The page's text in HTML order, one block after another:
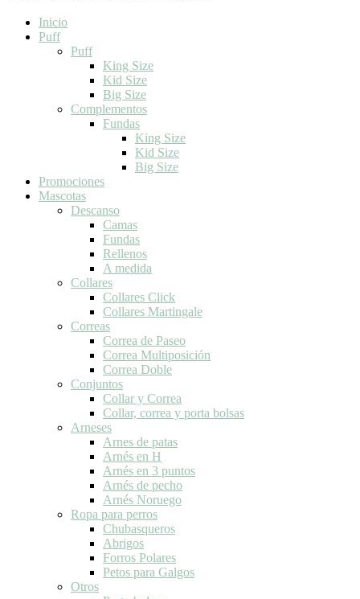
Close
Menu
Inicio
Puff
Puff
King Size
Kid Size
Big Size
Complementos
Fundas
King Size
Kid Size
Big Size
Promociones
Mascotas
Descanso
Camas
Fundas
Rellenos
A medida
Collares
Collares Click
Collares Martingale
Correas
Correa de Paseo
Correa Multiposición
Correa Doble
Conjuntos
Collar y Correa
Collar, correa y porta bolsas
Arneses
Arnes de patas
Arnés en H
Arnés en 3 puntos
Arnés de pecho
Arnés Noruego
Ropa para perros
Chubasqueros
Abrigos
Forros Polares
Petos para Galgos
Otros